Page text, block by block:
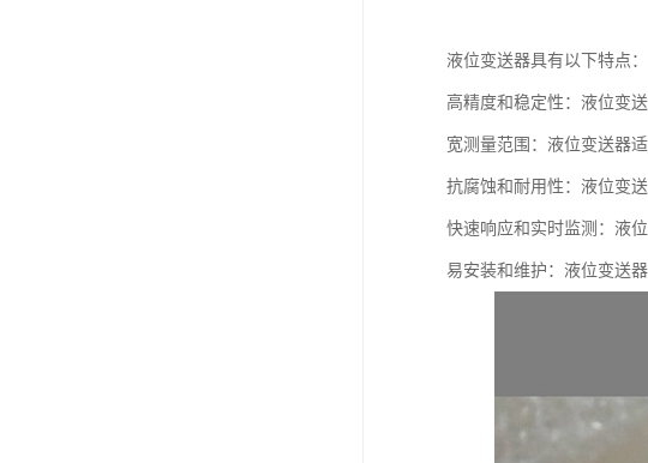
液位变送器具有以下特点：
高精度和稳定性：液位变
宽测量范围：液位变送器
抗腐蚀和耐用性：液位变
快速响应和实时监测：液
易安装和维护：液位变送